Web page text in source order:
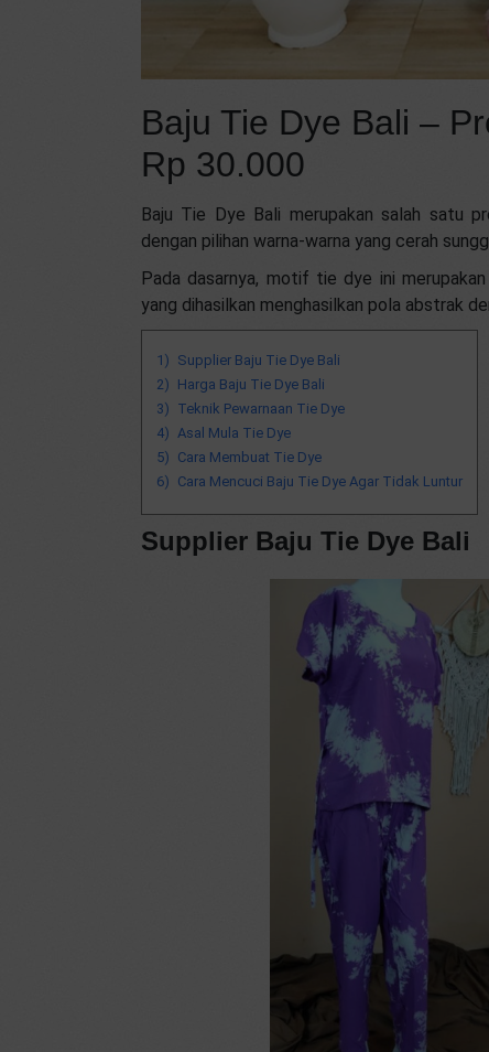
Baju Tie Dye Bali –
Rp 30.000
Baju Tie Dye Bali merupakan salah satu
dengan pilihan warna-warna yang cerah
Pada dasarnya, motif tie dye ini
yang dihasilkan menghasilkan pola abstrak
Supplier Baju Tie Dye Bali
Harga Baju Tie Dye Bali
Teknik Pewarnaan Tie Dye
Asal Mula Tie Dye
Cara Membuat Tie Dye
Cara Mencuci Baju Tie Dye Agar Tidak Luntur
Supplier Baju Tie Dye Bali